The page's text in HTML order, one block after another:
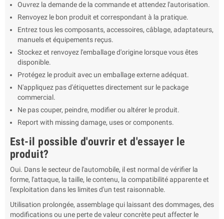
Ouvrez la demande de la commande et attendez l'autorisation.
Renvoyez le bon produit et correspondant à la pratique.
Entrez tous les composants, accessoires, câblage, adaptateurs,
manuels et équipements reçus.
Stockez et renvoyez l'emballage d'origine lorsque vous êtes
disponible.
Protégez le produit avec un emballage externe adéquat.
N'appliquez pas d'étiquettes directement sur le package
commercial.
Ne pas couper, peindre, modifier ou altérer le produit.
Report with missing damage, uses or components.
Est-il possible d'ouvrir et d'essayer le
produit?
Oui. Dans le secteur de l'automobile, il est normal de vérifier la
forme, l'attaque, la taille, le contenu, la compatibilité apparente et
l'exploitation dans les limites d'un test raisonnable.
Utilisation prolongée, assemblage qui laissant des dommages, des
modifications ou une perte de valeur concrète peut affecter le